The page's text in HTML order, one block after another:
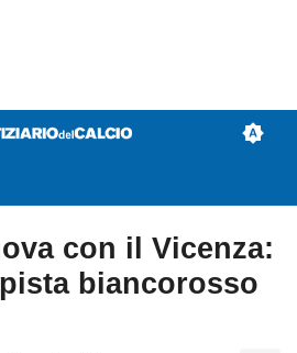
con il Vicenza:
biancorosso